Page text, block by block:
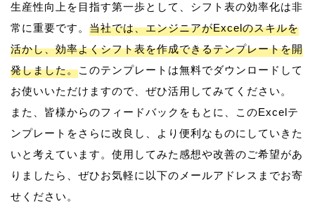
生産性向上を目指す第一歩として、シフト表の効率化は非
常に重要です。 当社では、エンジニアがExcelのスキルを
活かし、効率よくシフト表を作成できるテンプレートを開
発しました。このテンプレートは無料でダウンロードして
お使いいただけますので、ぜひ活用してみてください。
また、皆様からのフィードバックをもとに、このExcelテ
ンプレートをさらに改良し、より便利なものにしていきた
いと考えています。使用してみた感想や改善のご希望があ
りましたら、ぜひお気軽に以下のメールアドレスまでお寄
せください。